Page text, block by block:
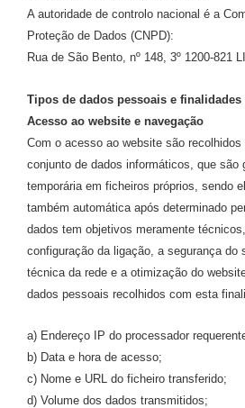
A autoridade de controlo nacional é a
Proteção de Dados (CNPD):
Rua de São Bento, nº 148, 3º 1200-821
Tipos de dados pessoais e finalidades
Acesso ao website e navegação
Com o acesso ao website são
conjunto de dados informáticos, que são
temporária em ficheiros próprios, sendo
também automática após determinado
dados tem objetivos meramente
configuração da ligação, a segurança do
técnica da rede e a otimização do
dados pessoais recolhidos com esta
a) Endereço IP do processador
b) Data e hora de acesso;
c) Nome e URL do ficheiro transferido;
d) Volume dos dados transmitidos;